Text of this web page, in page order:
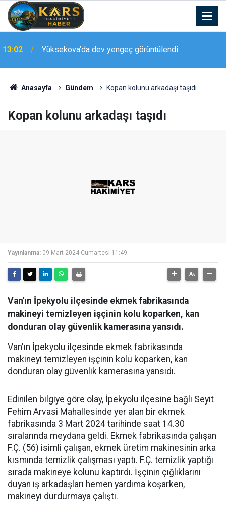
13:02 Yüksekova’da dev yengeç görüntülendi
12:54
gösterisi
Anasayfa Gündem Kopan kolunu arkadaşı taşıdı
Kopan kolunu arkadaşı taşıdı
Yayınlanma: 09 Mart 2024 Cumartesi 11:49
Van'ın İpekyolu ilçesinde ekmek fabrikasında
makineyi temizleyen işçinin kolu koparken, kan
donduran olay güvenlik kamerasına yansıdı.
Van'ın İpekyolu ilçesinde ekmek fabrikasında
makineyi temizleyen işçinin kolu koparken, kan
donduran olay güvenlik kamerasına yansıdı.
Edinilen bilgiye göre olay, İpekyolu ilçesine bağlı Seyit
Fehim Arvasi Mahallesinde yer alan bir ekmek
fabrikasında 3 Mart 2024 tarihinde saat 14.30
sıralarında meydana geldi. Ekmek fabrikasında çalışan
F.Ç. (56) isimli çalışan, ekmek üretim makinesinin arka
kısmında temizlik çalışması yaptı. F.Ç. temizlik yaptığı
sırada makineye kolunu kaptırdı. İşçinin çığlıklarını
duyan iş arkadaşları hemen yardıma koşarken,
makineyi durdurmaya çalıştı.